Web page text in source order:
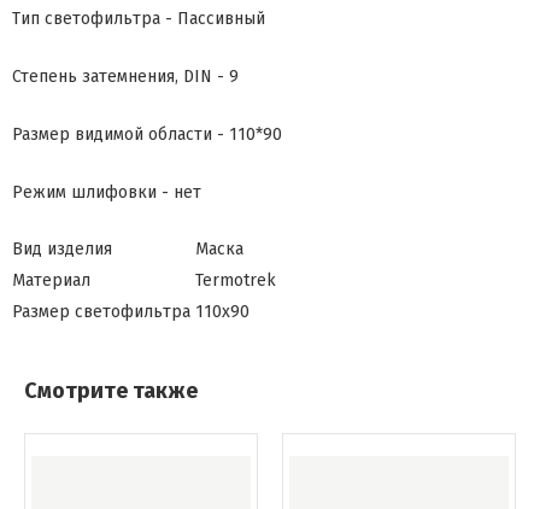
Тип светофильтра - Пассивный
Степень затемнения, DIN - 9
Размер видимой области - 110*90
Режим шлифовки - нет
Вид изделия
Маска
Материал
Termotrek
Размер светофильтра 110х90
Смотрите также